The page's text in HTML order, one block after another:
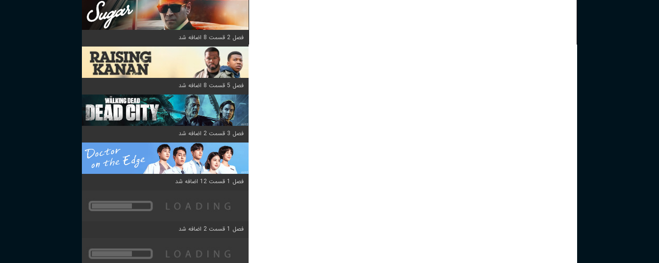
فصل 2 قسمت 8 اضافه شد
فصل 5 قسمت 8 اضافه شد
فصل 3 قسمت 2 اضافه شد
فصل 1 قسمت 12 اضافه شد
فصل 1 قسمت 2 اضافه شد